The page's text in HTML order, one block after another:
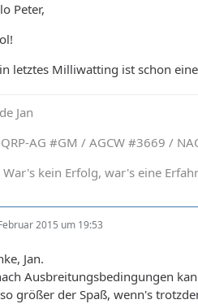
Peter,
letztes Milliwatting ist schon
Jan
AG #GM / AGCW #3669 /
War's kein Erfolg, war's eine
2015 um 19:53
Jan.
Ausbreitungsbedingungen
größer der Spaß, wenn's